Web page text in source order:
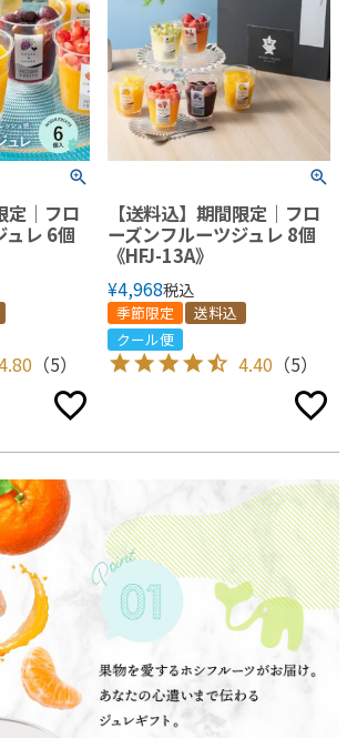
定｜フロ
ュレ 6個
（5）
【送料込】期間限定｜フロ
ーズンフルーツジュレ 8個
《HFJ-13A》
¥4,968税込
季節限定
送料込
クール便
4.40 （5）